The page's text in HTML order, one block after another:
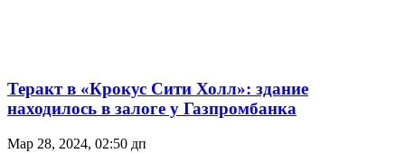
Теракт в «Крокус Сити Холл»: здание
находилось в залоге у Газпромбанка
Мар 28, 2024, 02:50 дп